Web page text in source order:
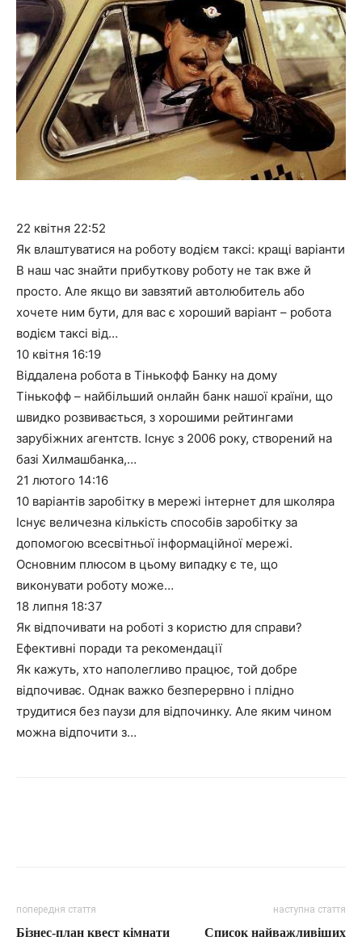
22 квітня 22:52
Як влаштуватися на роботу водієм таксі: кращі варіанти
В наш час знайти прибуткову роботу не так вже й
просто. Але якщо ви завзятий автолюбитель або
хочете ним бути, для вас є хороший варіант – робота
водієм таксі від…
10 квітня 16:19
Віддалена робота в Тінькофф Банку на дому
Тінькофф – найбільший онлайн банк нашої країни, що
швидко розвивається, з хорошими рейтингами
зарубіжних агентств. Існує з 2006 року, створений на
базі Хилмашбанка,…
21 лютого 14:16
10 варіантів заробітку в мережі інтернет для школяра
Існує величезна кількість способів заробітку за
допомогою всесвітньої інформаційної мережі.
Основним плюсом в цьому випадку є те, що
виконувати роботу може…
18 липня 18:37
Як відпочивати на роботі з користю для справи?
Ефективні поради та рекомендації
Як кажуть, хто наполегливо працює, той добре
відпочиває. Однак важко безперервно і плідно
трудитися без паузи для відпочинку. Але яким чином
можна відпочити з…
попередня стаття
Бізнес-план квест кімнати
наступна стаття
Список найважливіших